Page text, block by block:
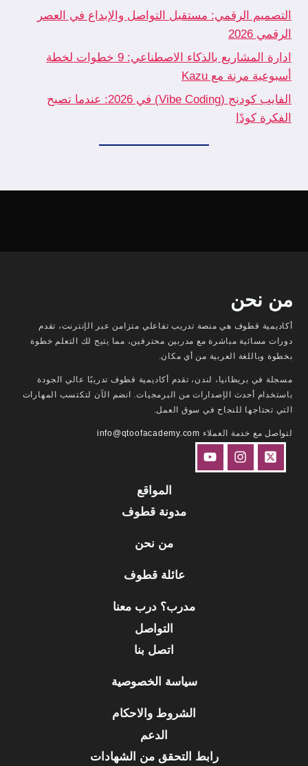
التصميم الرقمي: مستقبل التواصل والإبداع في العصر
الرقمي 2026
ادارة المشاريع بالذكاء الاصطناعي: 9 خطوات لخطة
أسبوعية مرنة مع Kazu
الفايب كودنج (Vibe Coding) في 2026: عندما تصبح
الفكرة كودًا
من نحن
أكاديمية قطوف هي منصة تدريب تفاعلي متزامن عبر الإنترنت، تقدم
دورات مسائية مباشرة مع مدربين محترفين، مما يتيح لك التعلم خطوة
بخطوة وباللغة العربية من أي مكان.
مسجلة في بريطانيا، لندن، تقدم أكاديمية قطوف تدريبًا عالي الجودة
باستخدام أحدث الإصدارات من البرمجيات. انضم الآن لتكتسب المهارات
التي تحتاجها للنجاح في سوق العمل.
لتواصل مع خدمة العملاء info@qtoofacademy.com
المواقع
مدونة قطوف
من نحن
عائلة قطوف
مدرب؟ درب معنا
التواصل
اتصل بنا
سياسة الخصوصية
الشروط والاحكام
الدعم
رابط التحقق من الشهادات